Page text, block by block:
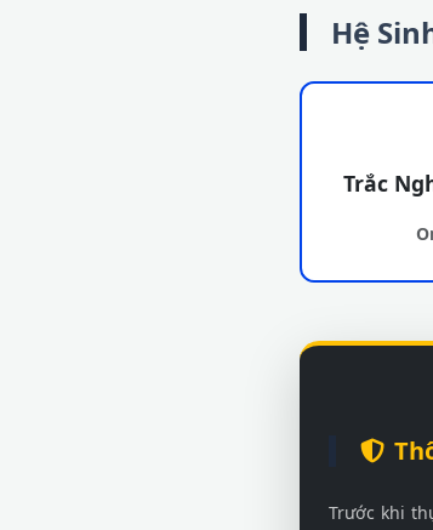
Hệ
Trắc
Trước khi